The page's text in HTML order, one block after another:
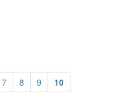
7 8 9 10